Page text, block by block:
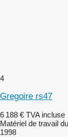
4
Gregoire rs47
6 188 € TVA incluse
Matériel de travail
1998